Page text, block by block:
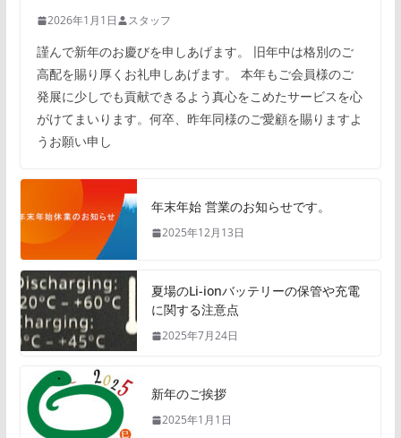
2026年1月1日 スタッフ
謹んで新年のお慶びを申しあげます。 旧年中は格別のご
高配を賜り厚くお礼申しあげます。 本年もご会員様のご
発展に少しでも貢献できるよう真心をこめたサービスを心
がけてまいります。何卒、昨年同様のご愛顧を賜りますよ
うお願い申し
年末年始 営業のお知らせです。
2025年12月13日
夏場のLi-ionバッテリーの保管や充電
に関する注意点
2025年7月24日
新年のご挨拶
2025年1月1日